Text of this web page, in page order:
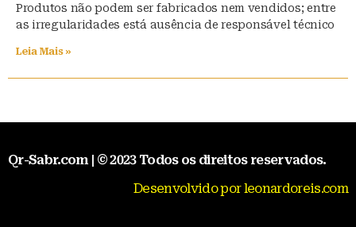
Produtos não podem ser fabricados nem vendidos; entre
as irregularidades está ausência de responsável técnico
Leia Mais »
Qr-Sabr.com | © 2023 Todos os direitos reservados.
Desenvolvido por leonardoreis.com